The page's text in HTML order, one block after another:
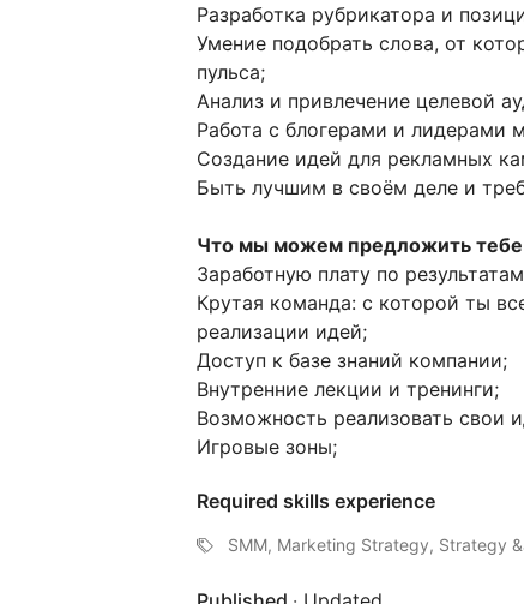
Разработка рубрикатора и
Умение подобрать слова, от
пульса;
Анализ и привлечение целевой
Работа с блогерами и лидерами
Создание идей для рекламных
Быть лучшим в своём деле и
Что мы можем предложить
Заработную плату по
Крутая команда: с которой ты
реализации идей;
Доступ к базе знаний компании;
Внутренние лекции и тренинги;
Возможность реализовать свои
Игровые зоны;
Required skills experience
SMM, Marketing Strategy, Strategy